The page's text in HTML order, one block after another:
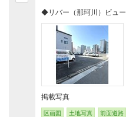
◆リバー（那珂川）ビュ
掲載写真
区画図 土地写真 前面道路